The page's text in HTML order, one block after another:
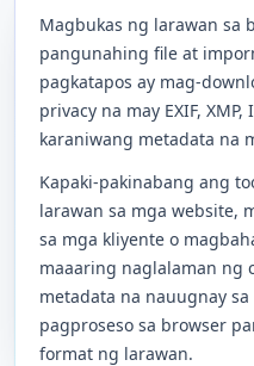
Magbukas ng larawan sa
pangunahing file at
pagkatapos ay mag-
privacy na may EXIF,
karaniwang metadata na
Kapaki-pakinabang ang
larawan sa mga website,
sa mga kliyente o
maaaring naglalaman ng
metadata na nauugnay sa
pagproseso sa browser
format ng larawan.